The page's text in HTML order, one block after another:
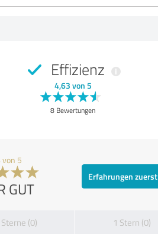
Effizienz
4,63 von 5
8 Bewertungen
5
GUT
Erfahrungen zuerst
(0) 1 Stern (0)